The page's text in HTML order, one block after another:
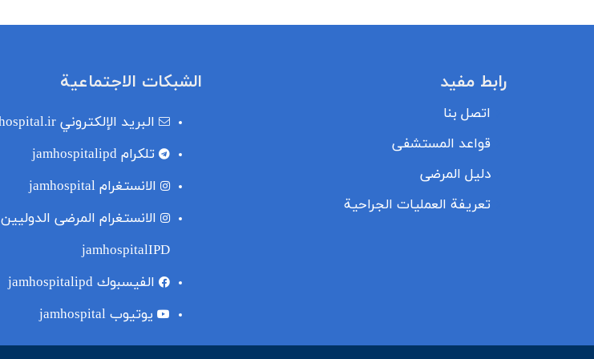
رابط مفيد
اتصل بنا
قواعد المستشفى
دليل المرضى
تعريفة العمليات الجراحية
الشبكات الاجتماعية
البريد الإلكتروني ipd@jamhospital.ir
تلکرام jamhospitalipd
الانستغرام jamhospital
الانستغرام المرضى الدوليين
jamhospitalIPD
الفيسبوك jamhospitalipd
یوتیوب jamhospital